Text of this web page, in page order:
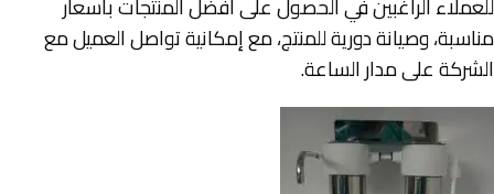
مناسبة، وصيانة دورية للمنتج، مع إمكانية تواصل العميل مع
الشركة على مدار الساعة.